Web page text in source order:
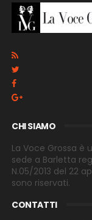
CHI SIAMO
La Voce Grossa
sede a Barletta
N.05/2013 del 22
sono riservati.
CONTATTI